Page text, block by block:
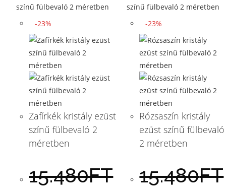
-23%
Zafírkék kristály ezüst
színű fülbevaló 2
méretben
15.480FT
-23%
Rózsaszín kristály
ezüst színű fülbevaló
2 méretben
15.480FT